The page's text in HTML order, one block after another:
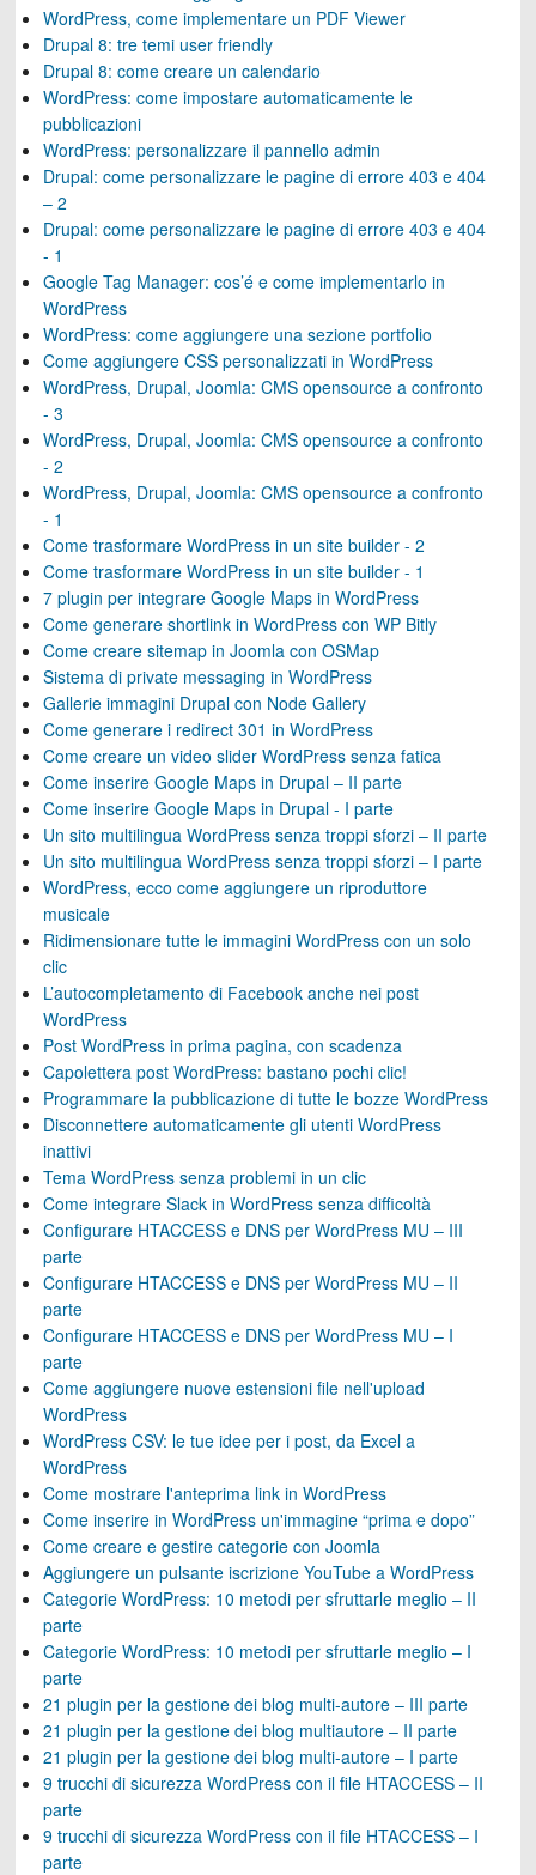
WordPress, come implementare un PDF Viewer
Drupal 8: tre temi user friendly
Drupal 8: come creare un calendario
WordPress: come impostare automaticamente le
pubblicazioni
WordPress: personalizzare il pannello admin
Drupal: come personalizzare le pagine di errore 403 e 404
– 2
Drupal: come personalizzare le pagine di errore 403 e 404
- 1
Google Tag Manager: cos’é e come implementarlo in
WordPress
WordPress: come aggiungere una sezione portfolio
Come aggiungere CSS personalizzati in WordPress
WordPress, Drupal, Joomla: CMS opensource a confronto
- 3
WordPress, Drupal, Joomla: CMS opensource a confronto
- 2
WordPress, Drupal, Joomla: CMS opensource a confronto
- 1
Come trasformare WordPress in un site builder - 2
Come trasformare WordPress in un site builder - 1
7 plugin per integrare Google Maps in WordPress
Come generare shortlink in WordPress con WP Bitly
Come creare sitemap in Joomla con OSMap
Sistema di private messaging in WordPress
Gallerie immagini Drupal con Node Gallery
Come generare i redirect 301 in WordPress
Come creare un video slider WordPress senza fatica
Come inserire Google Maps in Drupal – II parte
Come inserire Google Maps in Drupal - I parte
Un sito multilingua WordPress senza troppi sforzi – II parte
Un sito multilingua WordPress senza troppi sforzi – I parte
WordPress, ecco come aggiungere un riproduttore
musicale
Ridimensionare tutte le immagini WordPress con un solo
clic
L’autocompletamento di Facebook anche nei post
WordPress
Post WordPress in prima pagina, con scadenza
Capolettera post WordPress: bastano pochi clic!
Programmare la pubblicazione di tutte le bozze WordPress
Disconnettere automaticamente gli utenti WordPress
inattivi
Tema WordPress senza problemi in un clic
Come integrare Slack in WordPress senza difficoltà
Configurare HTACCESS e DNS per WordPress MU – III
parte
Configurare HTACCESS e DNS per WordPress MU – II
parte
Configurare HTACCESS e DNS per WordPress MU – I
parte
Come aggiungere nuove estensioni file nell'upload
WordPress
WordPress CSV: le tue idee per i post, da Excel a
WordPress
Come mostrare l'anteprima link in WordPress
Come inserire in WordPress un'immagine “prima e dopo”
Come creare e gestire categorie con Joomla
Aggiungere un pulsante iscrizione YouTube a WordPress
Categorie WordPress: 10 metodi per sfruttarle meglio – II
parte
Categorie WordPress: 10 metodi per sfruttarle meglio – I
parte
21 plugin per la gestione dei blog multi-autore – III parte
21 plugin per la gestione dei blog multiautore – II parte
21 plugin per la gestione dei blog multi-autore – I parte
9 trucchi di sicurezza WordPress con il file HTACCESS – II
parte
9 trucchi di sicurezza WordPress con il file HTACCESS – I
parte